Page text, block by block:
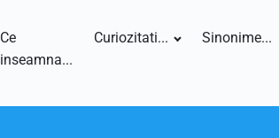
Ce
inseamna...
Curiozitati... Sinonime...